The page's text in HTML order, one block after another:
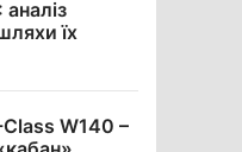
їх
W140 –